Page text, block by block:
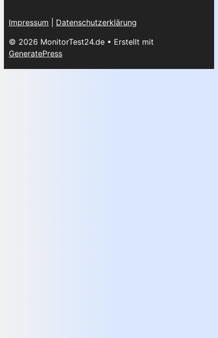
Impressum
Datenschutzerklärung
© 2026 MonitorTest24.de • Erstellt mit
GeneratePress